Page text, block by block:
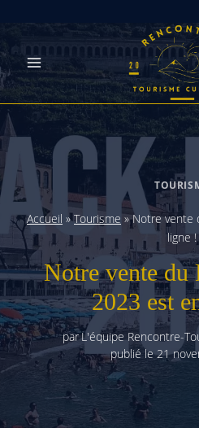
to
content
Accueil »Tourisme »Notre vente
ligne !
Notre vente du
2023 est
parL'équipe Rencontre-
publié le21